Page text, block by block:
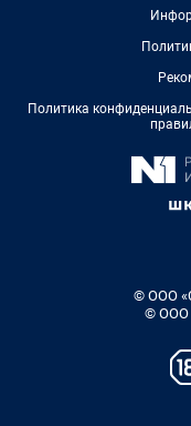
Политика
© ООО
© ООО